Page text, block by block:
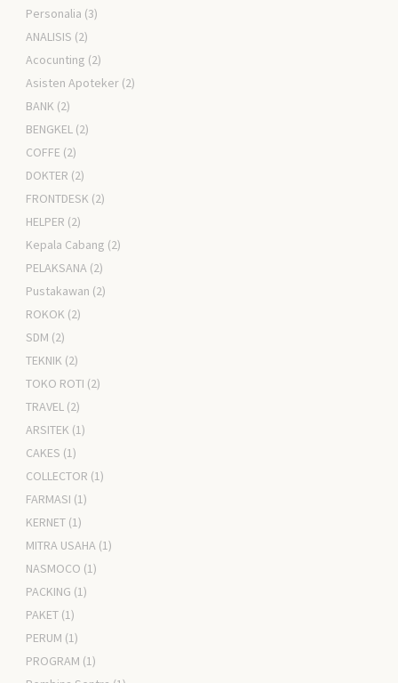
Personalia (3)
ANALISIS (2)
Acocunting (2)
Asisten Apoteker (2)
BANK (2)
BENGKEL (2)
COFFE (2)
DOKTER (2)
FRONTDESK (2)
HELPER (2)
Kepala Cabang (2)
PELAKSANA (2)
Pustakawan (2)
ROKOK (2)
SDM (2)
TEKNIK (2)
TOKO ROTI (2)
TRAVEL (2)
ARSITEK (1)
CAKES (1)
COLLECTOR (1)
FARMASI (1)
KERNET (1)
MITRA USAHA (1)
NASMOCO (1)
PACKING (1)
PAKET (1)
PERUM (1)
PROGRAM (1)